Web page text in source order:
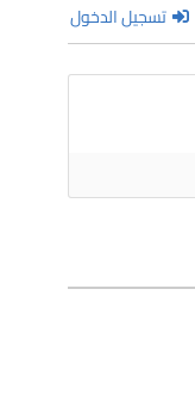
تسجيل الدخول